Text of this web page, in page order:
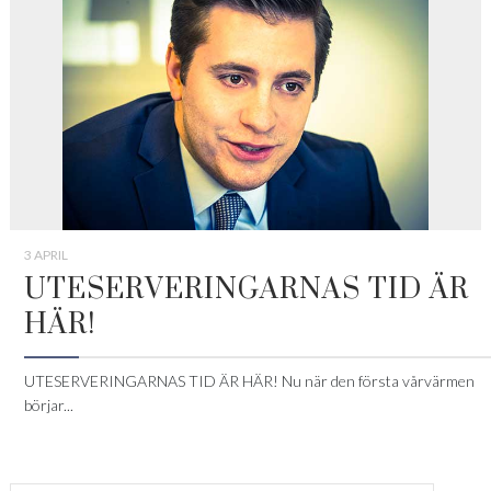
3 APRIL
UTESERVERINGARNAS TID ÄR
HÄR!
UTESERVERINGARNAS TID ÄR HÄR! Nu när den första vårvärmen
börjar...